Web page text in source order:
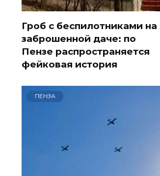
Гроб с беспилотниками на
заброшенной даче: по
Пензе распространяется
фейковая история
ПЕНЗА